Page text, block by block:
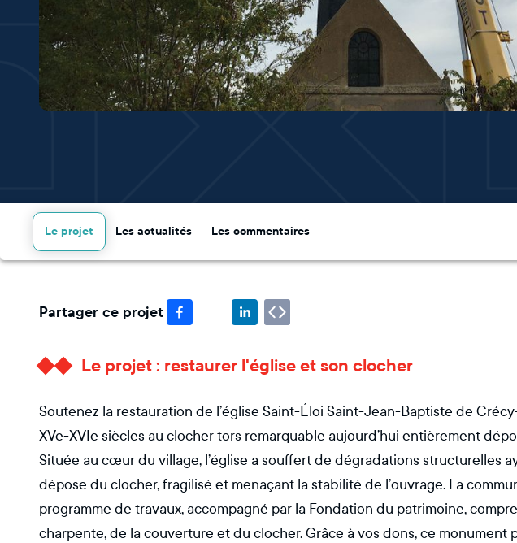
Le projet Les actualités Les commentaires
Partager ce projet
Le projet : restaurer l'église et son clocher
Soutenez la restauration de l’église Saint-Éloi Saint-Jean-Baptiste de
XVe-XVIe siècles au clocher tors remarquable aujourd’hui entièrement
Située au cœur du village, l’église a souffert de dégradations structurelles
dépose du clocher, fragilisé et menaçant la stabilité de l’ouvrage. La
programme de travaux, accompagné par la Fondation du patrimoine,
charpente, de la couverture et du clocher. Grâce à vos dons, ce monument